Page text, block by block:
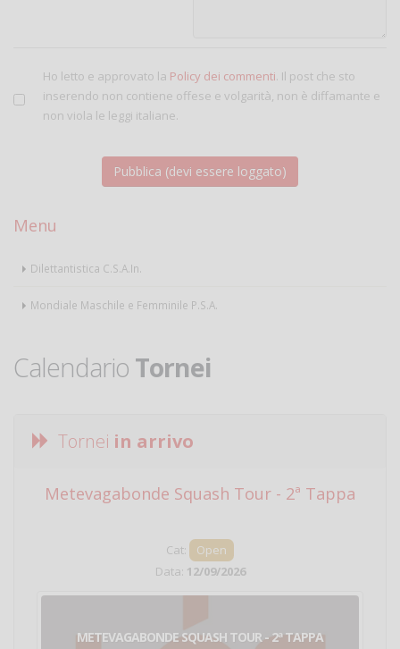
Ho letto e approvato la Policy dei commenti. Il post che sto
inserendo non contiene offese e volgarità, non è diffamante e
non viola le leggi italiane.
Menu
Dilettantistica C.S.A.In.
Mondiale Maschile e Femminile P.S.A.
Calendario Tornei
Tornei in arrivo
Metevagabonde Squash Tour - 2ª Tappa
Cat:
Open
Data: 12/09/2026
METEVAGABONDE SQUASH TOUR - 2ª TAPPA